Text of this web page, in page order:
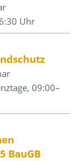
Uhr
09:00–
BauGB